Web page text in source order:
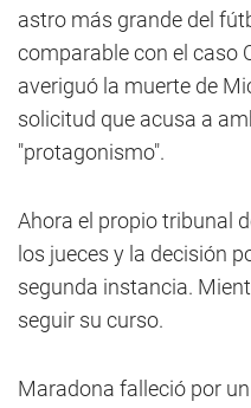
astro más grande del
comparable con el caso
averiguó la muerte de
solicitud que acusa a
"protagonismo".
Ahora el propio tribunal
los jueces y la decisión
segunda instancia.
seguir su curso.
Maradona falleció por